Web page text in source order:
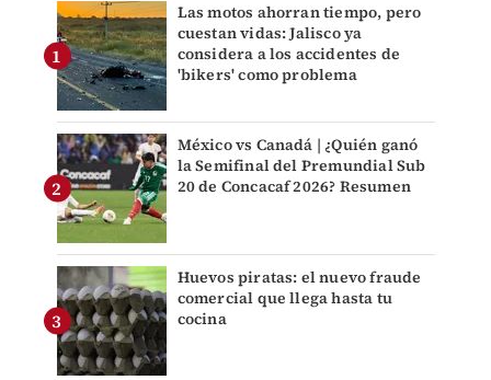
Las motos ahorran tiempo, pero
cuestan vidas: Jalisco ya
considera a los accidentes de
'bikers' como problema
México vs Canadá | ¿Quién ganó
la Semifinal del Premundial Sub
20 de Concacaf 2026? Resumen
Huevos piratas: el nuevo fraude
comercial que llega hasta tu
cocina